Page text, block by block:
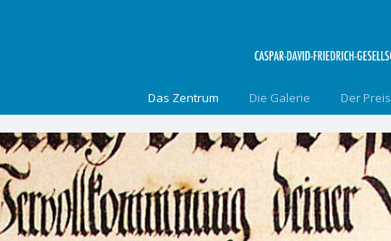
überspringen
Das Zentrum Die Galerie Der Preis